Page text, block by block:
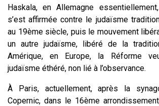
Haskala, en Allemagne
s’est affirmée contre le judaïsme
au 19èmesiècle, puis le mouvement
un autre judaïsme, libéré de la
Amérique, en Europe, la Réforme
judaïsme éthéré, non lié à l’observance.
À Paris, actuellement, après la
Copernic, dans le 16ème